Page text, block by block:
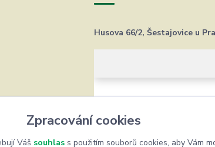
Husova 66/2, Šestajovice u
Zpracování cookies
Váš souhlass použitím souborů cookies, aby Vám